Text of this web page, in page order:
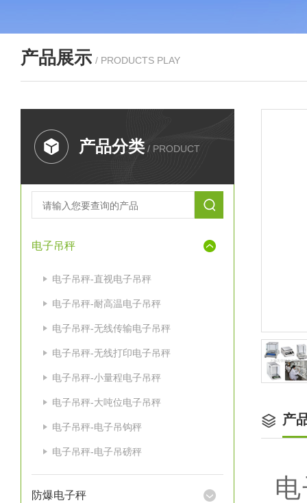
产品展示 / PRODUCTS PLAY
产品分类 / PRODUCT
电子吊秤
电子吊秤-直视电子吊秤
电子吊秤-耐高温电子吊秤
电子吊秤-无线传输电子吊秤
电子吊秤-无线打印电子吊秤
电子吊秤-小量程电子吊秤
电子吊秤-大吨位电子吊秤
电子吊秤-电子吊钩秤
电子吊秤-电子吊磅秤
防爆电子秤
产